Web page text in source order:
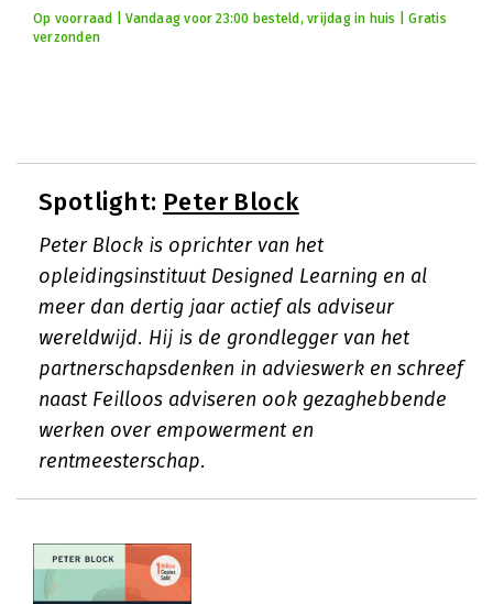
Op voorraad | Vandaag voor 23:00 besteld, vrijdag in huis | Gratis
verzonden
Spotlight: Peter Block
Peter Block is oprichter van het
opleidingsinstituut Designed Learning en al
meer dan dertig jaar actief als adviseur
wereldwijd. Hij is de grondlegger van het
partnerschapsdenken in advieswerk en schreef
naast Feilloos adviseren ook gezaghebbende
werken over empowerment en
rentmeesterschap.